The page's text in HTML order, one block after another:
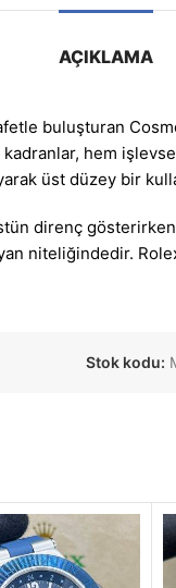
AÇIKLAMA
buluşturan
hem
üst düzey bir
direnç
niteliğindedir.
Stok kodu: